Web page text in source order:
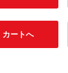
カートへ